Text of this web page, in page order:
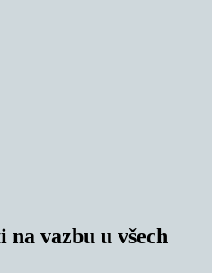
na vazbu u všech